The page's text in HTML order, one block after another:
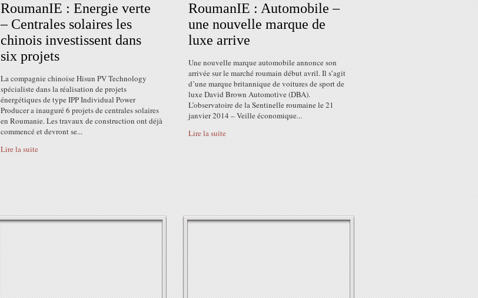
RoumanIE : Energie verte
– Centrales solaires les
chinois investissent dans
six projets
La compagnie chinoise Hisun PV Technology
spécialiste dans la réalisation de projets
énergétiques de type IPP Individual Power
Producer a inauguré 6 projets de centrales solaires
en Roumanie. Les travaux de construction ont déjà
commencé et devront se...
Lire la suite
RoumanIE : Automobile –
une nouvelle marque de
luxe arrive
Une nouvelle marque automobile annonce son
arrivée sur le marché roumain début avril. Il s’agit
d’une marque britannique de voitures de sport de
luxe David Brown Automotive (DBA).
L’observatoire de la Sentinelle roumaine le 21
janvier 2014 – Veille économique...
Lire la suite